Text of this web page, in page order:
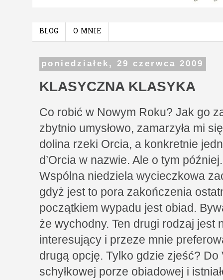
BLOG O MNIE
poniedziałek, 29 czerwca 2009
KLASYCZNA KLASYKA
Co robić w Nowym Roku? Jak go
zbytnio umysłowo, zamarzyła mi
dolina rzeki Orcia, a konkretnie
d’Orcia w nazwie. Ale o tym później.
Wspólna niedziela wycieczkowa
gdyż jest to pora zakończenia
początkiem wypadu jest obiad.
że wychodny. Ten drugi rodzaj jest
interesujący i przeze mnie
drugą opcję. Tylko gdzie zjeść? Do
schyłkowej porze obiadowej i